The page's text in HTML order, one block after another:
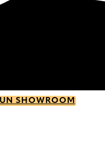
SHOWROOM